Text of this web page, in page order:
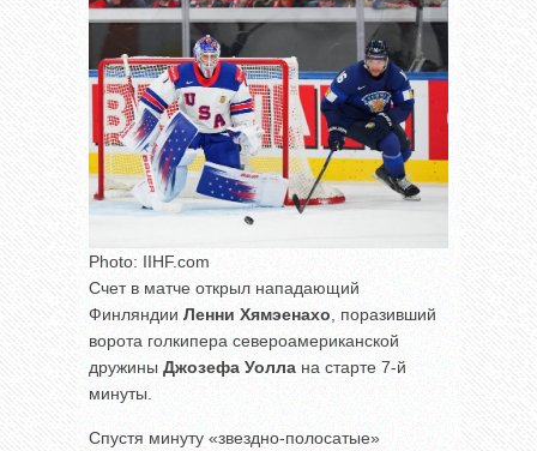
Photo: IIHF.com
Счет в матче открыл нападающий
Финляндии Ленни Хямэенахо , поразивший
ворота голкипера североамериканской
дружины Джозефа Уолла на старте 7-й
минуты.
Спустя минуту «звездно-полосатые»